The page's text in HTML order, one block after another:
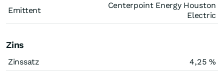
Emittent
Centerpoint Energy Houston
Electric
Zins
Zinssatz 4,25 %